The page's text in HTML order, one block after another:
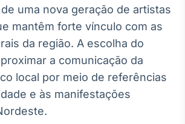
Broadcast
Curadoria
conteúdos
noticiosos
Broadcast
uma nova geração de artistas
mantêm forte vínculo com as
da região. A escolha do
a comunicação da
local por meio de referências
e às manifestações